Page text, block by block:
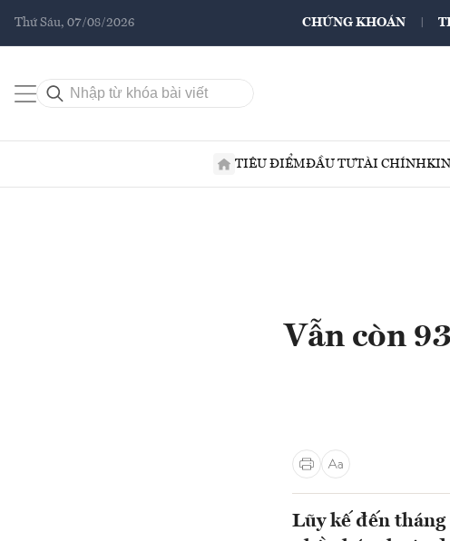
Thứ Sáu, 07/08/2026 CHỨNG KHOÁN
TIÊU ĐIỂMĐẦU TƯTÀI CHÍNH
Vẫn còn
Lũy kế đến